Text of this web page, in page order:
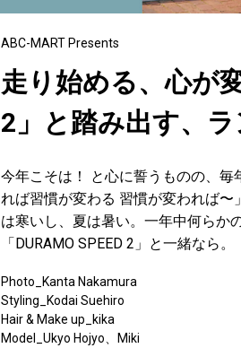
ABC-MART Presents
走り始める、心が
2」と踏み出す、ラ
今年こそは！ と心に誓うものの、
れば習慣が変わる 習慣が変われば
は寒いし、夏は暑い。一年中何らか
「DURAMO SPEED 2」と一緒なら。
Photo_Kanta Nakamura
Styling_Kodai Suehiro
Hair & Make up_kika
Model_Ukyo Hojyo、Miki